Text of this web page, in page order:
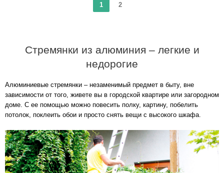
1 2
Стремянки из алюминия – легкие и
недорогие
Алюминиевые стремянки – незаменимый предмет в быту, вне
зависимости от того, живете вы в городской квартире или загородном
доме. С ее помощью можно повесить полку, картину, побелить
потолок, поклеить обои и просто снять вещи с высокого шкафа.